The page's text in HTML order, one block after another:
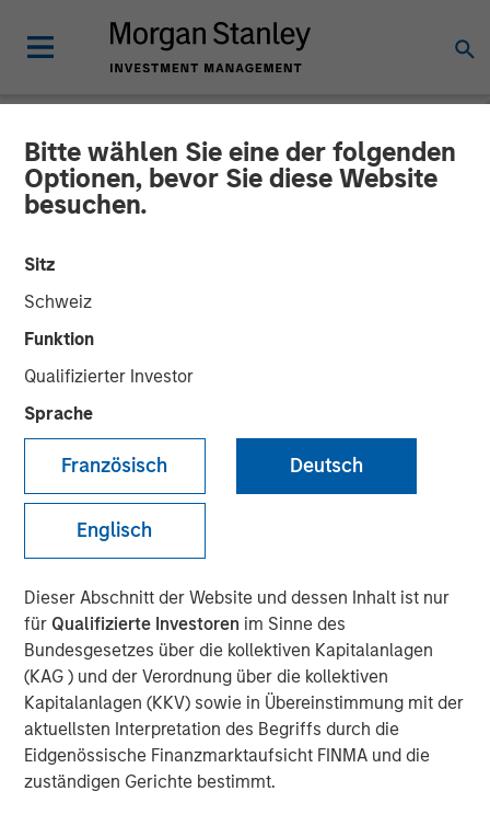
Bitte wählen Sie eine der folgenden
Optionen, bevor Sie diese Website
besuchen.
Sitz
Schweiz
Funktion
Qualifizierter Investor
Sprache
Französisch Deutsch
Englisch
Dieser Abschnitt der Website und dessen Inhalt ist nur
für Qualifizierte Investoren im Sinne des
Bundesgesetzes über die kollektiven Kapitalanlagen
(KAG ) und der Verordnung über die kollektiven
Kapitalanlagen (KKV) sowie in Übereinstimmung mit der
aktuellsten Interpretation des Begriffs durch die
Eidgenössische Finanzmarktaufsicht FINMA und die
zuständigen Gerichte bestimmt.
TALES FROM THE EMERGING WORLD INSIGHTS
Video: The De-
Americanization of
Globalization
22 APRIL 2026
Jitania Kandhari
Managing Director
Saumya Jain
Vice President
Play